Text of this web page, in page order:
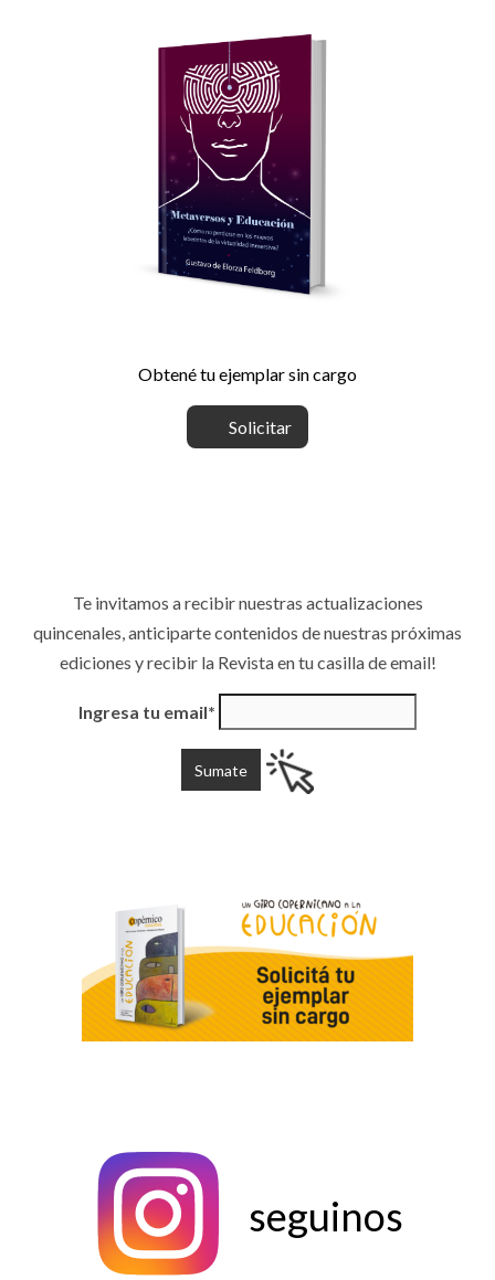
Obtené tu ejemplar sin cargo
Solicitar
Te invitamos a recibir nuestras actualizaciones
quincenales, anticiparte contenidos de nuestras próximas
ediciones y recibir la Revista en tu casilla de email!
Ingresa tu email*
seguinos
seguinos